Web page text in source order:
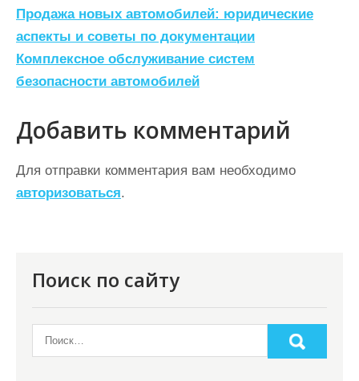
Н
а
в
и
г
а
ц
и
Продажа новых автомобилей: юридические
аспекты и советы по документации
Комплексное обслуживание систем
безопасности автомобилей
Добавить комментарий
Для отправки комментария вам необходимо
авторизоваться.
Поиск по сайту